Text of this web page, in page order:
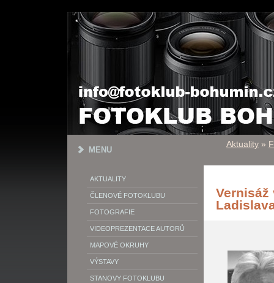
MENU
AKTUALITY
ČLENOVÉ FOTOKLUBU
FOTOGRAFIE
VIDEOPREZENTACE AUTORŮ
MAPOVÉ OKRUHY
VÝSTAVY
STANOVY FOTOKLUBU
Aktuality »